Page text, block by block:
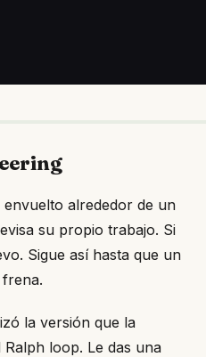
alrededor de un
su propio trabajo. Si
Sigue así hasta que un
la versión que la
loop. Le das una